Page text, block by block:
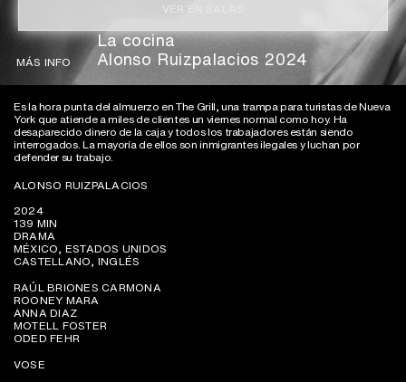
VER EN SALAS
La cocina
Alonso Ruizpalacios 2024
MÁS INFO
ALONSO RUIZPALACIOS
2024
139 MIN
DRAMA
MÉXICO, ESTADOS UNIDOS
CASTELLANO, INGLÉS
RAÚL BRIONES CARMONA
ROONEY MARA
ANNA DIAZ
MOTELL FOSTER
ODED FEHR
VOSE
Es la hora punta del almuerzo en The Grill, una trampa para turistas de Nueva
York que atiende a miles de clientes un viernes normal como hoy. Ha
desaparecido dinero de la caja y todos los trabajadores están siendo
interrogados. La mayoría de ellos son inmigrantes ilegales y luchan por
defender su trabajo.